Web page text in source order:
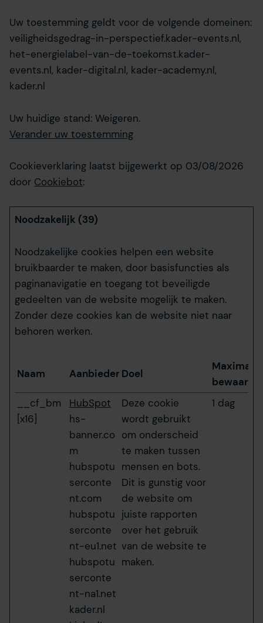
Uw toestemming geldt voor de volgende domeinen:
veiligheidsgedrag-in-perspectief.kader-events.nl,
het-energielabel-van-de-toekomst.kader-
events.nl, kader-digital.nl, kader-academy.nl,
kader.nl
Uw huidige stand: Weigeren.
Verander uw toestemming
Cookieverklaring laatst bijgewerkt op 03/08/2026
door Cookiebot:
Noodzakelijk (39)
Noodzakelijke cookies helpen een website
bruikbaarder te maken, door basisfuncties als
paginanavigatie en toegang tot beveiligde
gedeelten van de website mogelijk te maken.
Zonder deze cookies kan de website niet naar
behoren werken.
Naam Aanbieder Doel
Maximale
__cf_bm
[x16]
HubSpot
hs-
banner.co
m
hubspotu
serconte
nt.com
hubspotu
serconte
nt-eu1.net
hubspotu
serconte
nt-na1.net
kader.nl
Deze cookie
wordt gebruikt
om onderscheid
te maken tussen
mensen en bots.
Dit is gunstig voor
de website om
juiste rapporten
over het gebruik
van de website te
maken.
1 dag